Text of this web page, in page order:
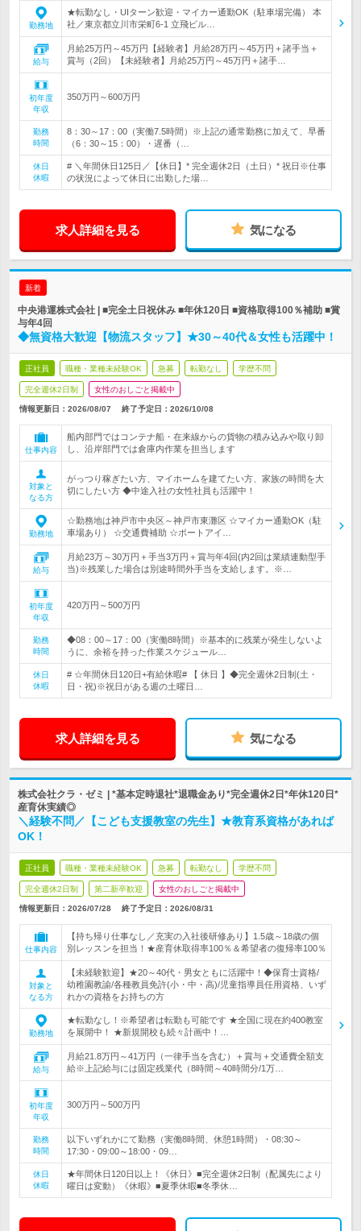
勤務地
★転勤なし・UIターン歓迎・マイカー通勤OK（駐車場完備） 本
社／東京都立川市栄町6-1 立飛ビル…
給与
月給25万円～45万円【経験者】月給28万円～45万円＋諸手当＋
賞与（2回）【未経験者】月給25万円～45万円＋諸手…
初年度
年収
350万円～600万円
勤務
時間
8：30～17：00（実働7.5時間）※上記の通常勤務に加えて、早番
（6：30～15：00）・遅番（…
休日
休暇
# ＼年間休日125日／【休日】* 完全週休2日（土日）* 祝日※仕事
の状況によって休日に出勤した場…
求人詳細を見る 気になる
新着
中央港運株式会社 | ■完全土日祝休み ■年休120日 ■資格取得100％補助 ■賞
与年4回
◆無資格大歓迎【物流スタッフ】★30～40代＆女性も活躍中！
正社員 職種・業種未経験OK 急募 転勤なし 学歴不問
完全週休2日制 女性のおしごと掲載中
情報更新日：2026/08/07 終了予定日： 2026/10/08
仕事内容
船内部門ではコンテナ船・在来線からの貨物の積み込みや取り卸
し、沿岸部門では倉庫内作業を担当します
対象と
なる方
がっつり稼ぎたい方、マイホームを建てたい方、家族の時間を大
切にしたい方 ◆中途入社の女性社員も活躍中！
勤務地
☆勤務地は神戸市中央区～神戸市東灘区 ☆マイカー通勤OK（駐
車場あり） ☆交通費補助 ☆ポートアイ…
給与
月給23万～30万円＋手当3万円＋賞与年4回(内2回は業績連動型手
当)※残業した場合は別途時間外手当を支給します。※…
初年度
年収
420万円～500万円
勤務
時間
◆08：00～17：00（実働8時間）※基本的に残業が発生しないよ
うに、余裕を持った作業スケジュール…
休日
休暇
# ☆年間休日120日+有給休暇# 【 休日 】◆完全週休2日制(土・
日・祝)※祝日がある週の土曜日…
求人詳細を見る 気になる
株式会社クラ・ゼミ | *基本定時退社*退職金あり*完全週休2日*年休120日*
産育休実績◎
＼経験不問／【こども支援教室の先生】★教育系資格があれば
OK！
正社員 職種・業種未経験OK 急募 転勤なし 学歴不問
完全週休2日制 第二新卒歓迎 女性のおしごと掲載中
情報更新日：2026/07/28 終了予定日： 2026/08/31
仕事内容
【持ち帰り仕事なし／充実の入社後研修あり】1.5歳～18歳の個
別レッスンを担当！★産育休取得率100％＆希望者の復帰率100％
対象と
なる方
【未経験歓迎】★20～40代・男女ともに活躍中！◆保育士資格/
幼稚園教諭/各種教員免許(小・中・高)/児童指導員任用資格、いず
れかの資格をお持ちの方
勤務地
★転勤なし！※希望者は転勤も可能です ★全国に現在約400教室
を展開中！ ★新規開校も続々計画中！…
給与
月給21.8万円～41万円（一律手当を含む）＋賞与＋交通費全額支
給※上記給与には固定残業代（8時間～40時間分/1万…
初年度
年収
300万円～500万円
勤務
時間
以下いずれかにて勤務（実働8時間、休憩1時間）・08:30～
17:30・09:00～18:00・09…
休日
休暇
★年間休日120日以上！《休日》■完全週休2日制（配属先により
曜日は変動）《休暇》■夏季休暇■冬季休…